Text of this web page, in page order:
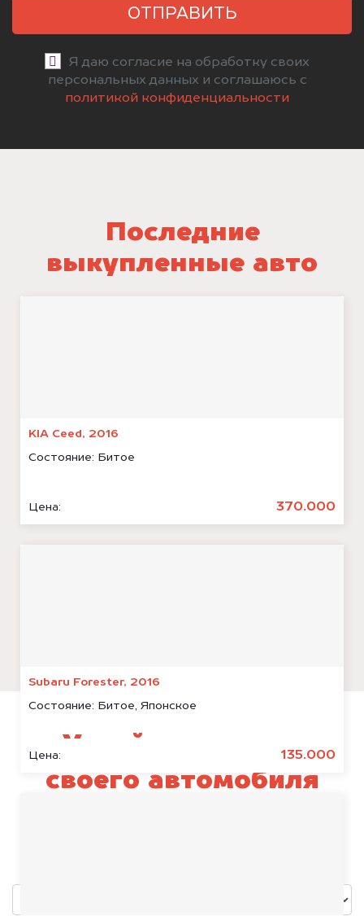
ОТПРАВИТЬ
Я даю согласие на обработку своих
персональных данных и соглашаюсь с
политикой конфиденциальности
Последние
выкупленные авто
KIA Ceed, 2016
Состояние: Битое
Цена: 370.000
Subaru Forester, 2016
Состояние: Битое, Японское
Цена: 135.000
Узнай стоимость
своего автомобиля